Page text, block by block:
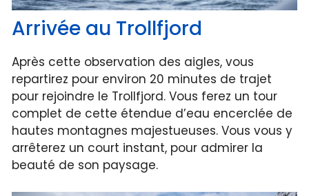
Arrivée au Trollfjord
Après cette observation des aigles, vous
repartirez pour environ 20 minutes de trajet
pour rejoindre le Trollfjord. Vous ferez un tour
complet de cette étendue d’eau encerclée de
hautes montagnes majestueuses. Vous vous y
arrêterez un court instant, pour admirer la
beauté de son paysage.